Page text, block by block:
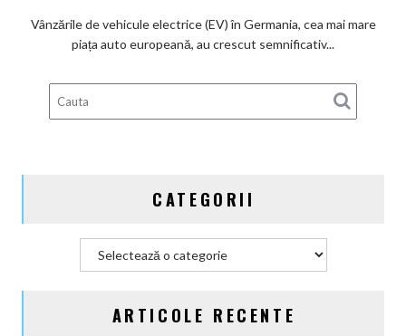
din
Germania
Vânzările de vehicule electrice (EV) în Germania, cea mai mare
piața auto europeană, au crescut semnificativ...
CATEGORII
ARTICOLE RECENTE